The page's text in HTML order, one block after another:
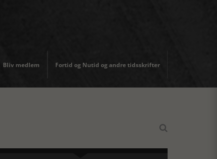
Bliv medlem Fortid og Nutid og andre tidsskrifter
